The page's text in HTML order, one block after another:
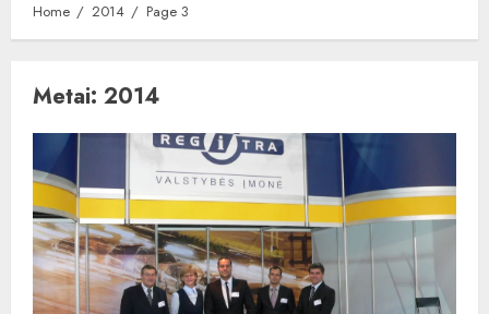
Home 2014 Page 3
Metai: 2014